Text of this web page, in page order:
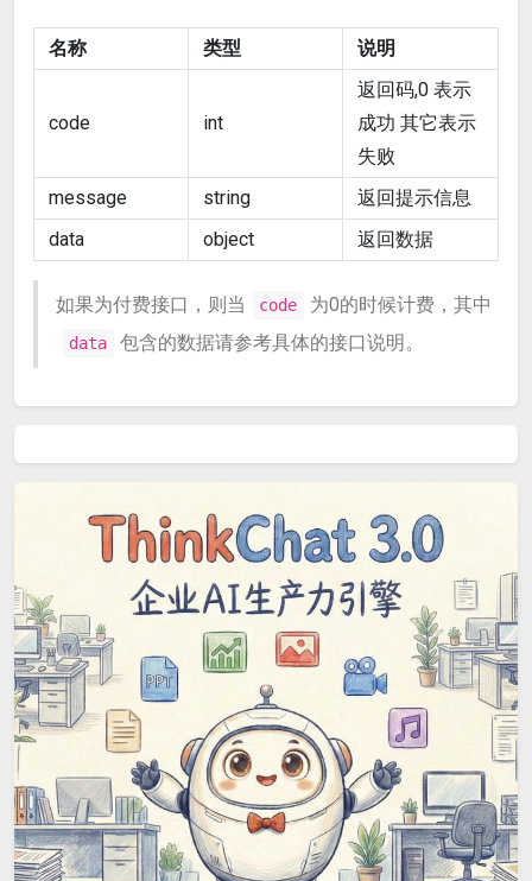
名称 类型 说明
code int
返回码,0 表示
成功 其它表示
失败
message
string
返回提示信息
data
object 返回数据
如果为付费接口，则当 code 为0的时候计费，其中
data 包含的数据请参考具体的接口说明。